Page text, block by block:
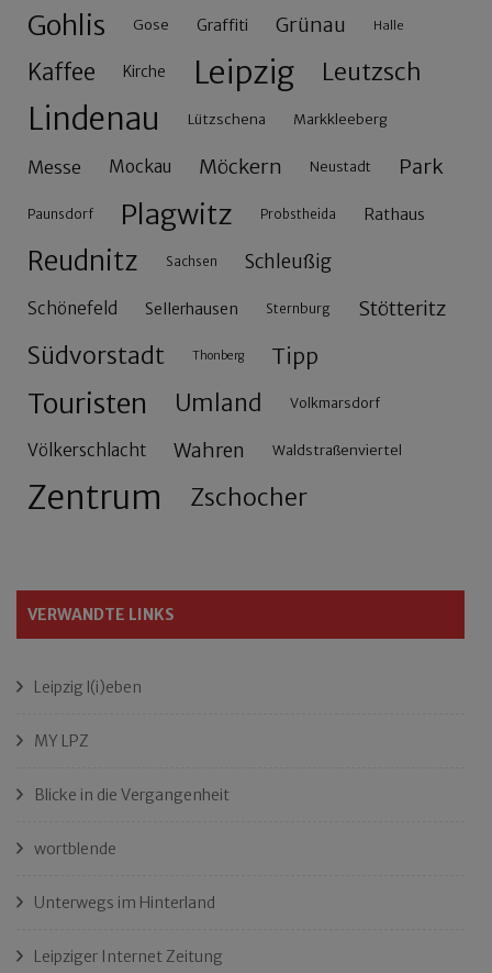
Gohlis Gose Graffiti Grünau Halle
Kaffee Kirche Leipzig Leutzsch
Lindenau Lützschena Markkleeberg
Messe Mockau Möckern Neustadt Park
Paunsdorf Plagwitz Probstheida Rathaus
Reudnitz Sachsen Schleußig
Schönefeld Sellerhausen Sternburg Stötteritz
Südvorstadt Thonberg Tipp
Touristen Umland Volkmarsdorf
Völkerschlacht Wahren Waldstraßenviertel
Zentrum Zschocher
VERWANDTE LINKS
Leipzig l(i)eben
MY LPZ
Blicke in die Vergangenheit
wortblende
Unterwegs im Hinterland
Leipziger Internet Zeitung